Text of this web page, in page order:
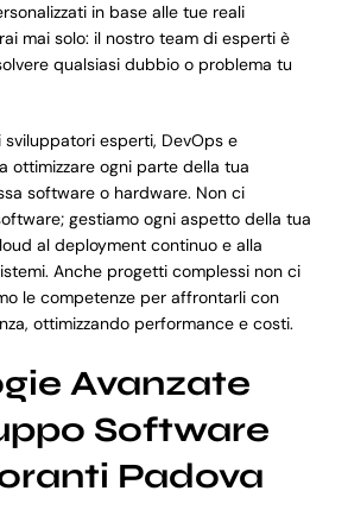
in base alle tue reali
mai solo: il nostro team di esperti è
qualsiasi dubbio o problema tu
esperti, DevOps e
ottimizzare ogni parte della tua
software o hardware. Non ci
gestiamo ogni aspetto della tua
al deployment continuo e alla
Anche progetti complessi non ci
le competenze per affrontarli con
ottimizzando performance e costi.
Avanzate
Software
Padova